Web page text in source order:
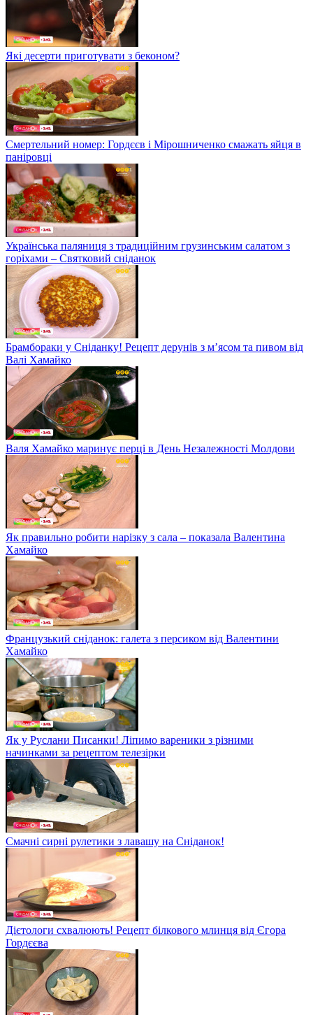
Які десерти приготувати з беконом?
Смертельний номер: Гордєєв і Мірошниченко смажать яйця в
паніровці
Українська паляниця з традиційним грузинським салатом з
горіхами – Святковий сніданок
Брамбораки у Сніданку! Рецепт дерунів з м’ясом та пивом від
Валі Хамайко
Валя Хамайко маринує перці в День Незалежності Молдови
Як правильно робити нарізку з сала – показала Валентина
Хамайко
Французький сніданок: галета з персиком від Валентини
Хамайко
Як у Руслани Писанки! Ліпимо вареники з різними
начинками за рецептом телезірки
Смачні сирні рулетики з лавашу на Сніданок!
Дієтологи схвалюють! Рецепт білкового млинця від Єгора
Гордєєва